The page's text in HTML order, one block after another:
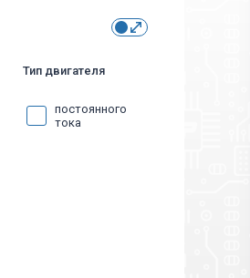
Тип двигателя
постоянного
тока